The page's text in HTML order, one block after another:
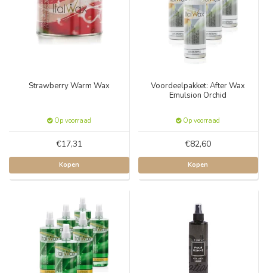
Strawberry Warm Wax
Op voorraad
€17,31
Kopen
Voordeelpakket: After Wax
Emulsion Orchid
Op voorraad
€82,60
Kopen